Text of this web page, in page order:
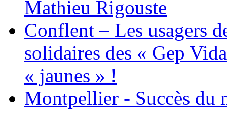
Mathieu Rigouste
Conflent – Les usagers
solidaires des « Gep
« jaunes » !
Montpellier - Succès du